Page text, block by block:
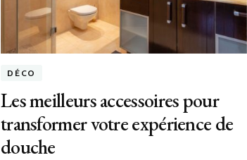
DÉCO
Les meilleurs accessoires pour
transformer votre expérience de
douche